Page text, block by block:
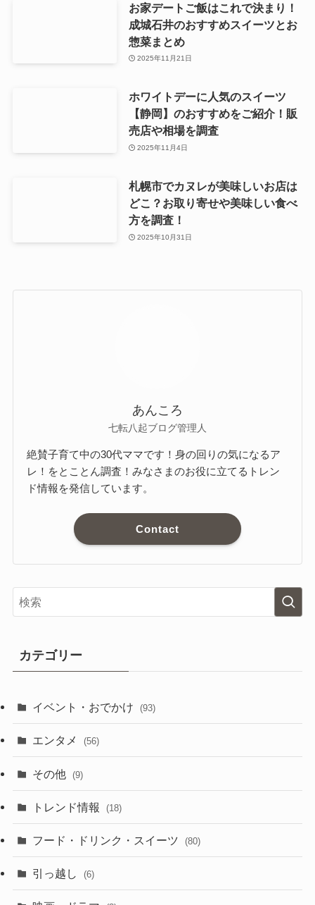
お家デートご飯はこれで決まり！
成城石井のおすすめスイーツとお
惣菜まとめ
2025年11月21日
ホワイトデーに人気のスイーツ
【静岡】のおすすめをご紹介！販
売店や相場を調査
2025年11月4日
札幌市でカヌレが美味しいお店は
どこ？お取り寄せや美味しい食べ
方を調査！
2025年10月31日
あんころ
七転八起ブログ管理人
絶賛子育て中の30代ママです！身の回りの気になるア
レ！をとことん調査！みなさまのお役に立てるトレン
ド情報を発信しています。
Contact
カテゴリー
イベント・おでかけ (93)
エンタメ (56)
その他 (9)
トレンド情報 (18)
フード・ドリンク・スイーツ (80)
引っ越し (6)